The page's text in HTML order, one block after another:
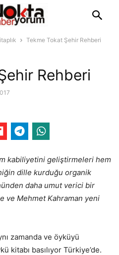
Tekme Tokat Şehir Rehberi
Rehberi
kabiliyetini geliştirmeleri hem
dille kurduğu organik
daha umut verici bir
ve Mehmet Kahraman yeni
zamanda ve öyküyü
kitabı basılıyor Türkiye’de.